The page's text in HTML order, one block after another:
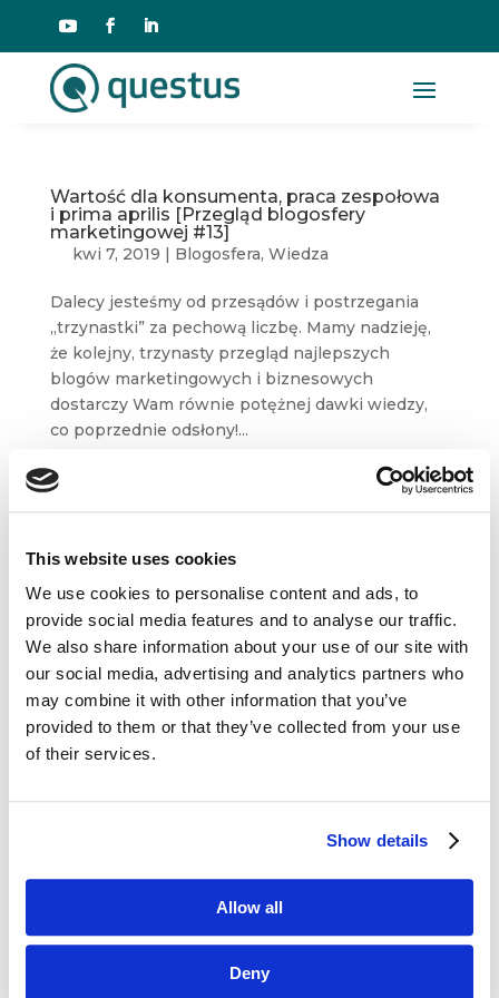
This website uses cookies
We use cookies to personalise content and ads, to
provide social media features and to analyse our traffic.
We also share information about your use of our site with
our social media, advertising and analytics partners who
may combine it with other information that you’ve
provided to them or that they’ve collected from your use
of their services.
Show details
Allow all
Deny
Wartość dla konsumenta, praca zespołowa
i prima aprilis [Przegląd blogosfery
marketingowej #13]
kwi 7, 2019 | Blogosfera, Wiedza
Dalecy jesteśmy od przesądów i postrzegania
„trzynastki” za pechową liczbę. Mamy nadzieję,
że kolejny, trzynasty przegląd najlepszych
blogów marketingowych i biznesowych
dostarczy Wam równie potężnej dawki wiedzy,
co poprzednie odsłony!...
Dane kontaktowe

questus
ul. Organizacji WiN 83/7
91-811 Łódź
 601 098 038